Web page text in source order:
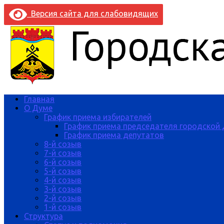
Версия сайта для слабовидящих
Главная
О Думе
График приема избирателей
График приема председателя
График приема депутатов
8-й созыв
7-й созыв
6-й созыв
5-й созыв
4-й созыв
3-й созыв
2-й созыв
1-й созыв
Структура